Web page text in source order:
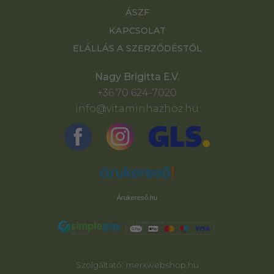
ÁSZF
KAPCSOLAT
ELÁLLÁS A SZERZŐDÉSTŐL
Nagy Brigitta E.V.
+36 70 624-7020
info@vitaminhazhoz.hu
Árukereső.hu
Szolgáltató: merxwebshop.hu